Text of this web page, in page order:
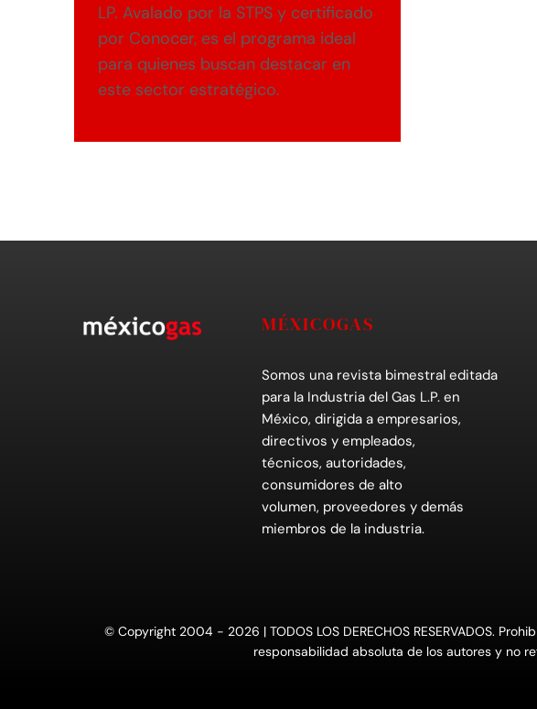
LP. Avalado por la STPS y certificado
por Conocer, es el programa ideal
para quienes buscan destacar en
este sector estratégico.
MÉXICOGAS
Somos una revista bimestral editada
para la Industria del Gas L.P. en
México, dirigida a empresarios,
directivos y empleados,
técnicos, autoridades,
consumidores de alto
volumen, proveedores y demás
miembros de la industria.
© Copyright 2004 - 2026 | TODOS LOS DERECHOS RESERVADOS.
responsabilidad absoluta de los autores y no